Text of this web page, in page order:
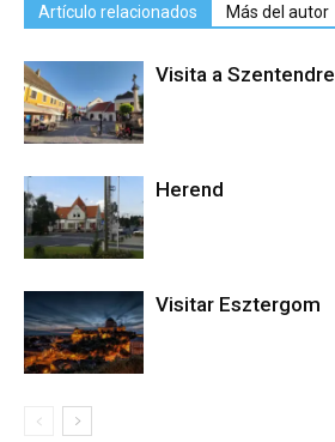
Artículo relacionados Más del autor
Visita a Szentendre
Herend
Visitar Esztergom